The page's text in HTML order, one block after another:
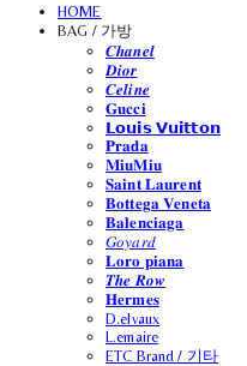
HOME
BAG / 가방
𝑪𝒉𝒂𝒏𝒆𝒍
𝑫𝒊𝒐𝒓
𝑪𝒆𝒍𝒊𝒏𝒆
𝐆𝐮𝐜𝐜𝐢
𝗟𝗼𝘂𝗶𝘀 𝗩𝘂𝗶𝘁𝘁𝗼𝗻
𝐏𝐫𝐚𝐝𝐚
𝐌𝐢𝐮𝐌𝐢𝐮
𝐒𝐚𝐢𝐧𝐭 𝐋𝐚𝐮𝐫𝐞𝐧𝐭
𝐁𝐨𝐭𝐭𝐞𝐠𝐚 𝐕𝐞𝐧𝐞𝐭𝐚
𝐁𝐚𝐥𝐞𝐧𝐜𝐢𝐚𝐠𝐚
𝐺𝑜𝑦𝑎𝑟𝑑
𝐋𝐨𝐫𝐨 𝐩𝐢𝐚𝐧𝐚
𝑻𝒉𝒆 𝑹𝒐𝒘
𝐇𝐞𝐫𝐦𝐞𝐬
D.elvaux
L.emaire
ETC Brand / 기타